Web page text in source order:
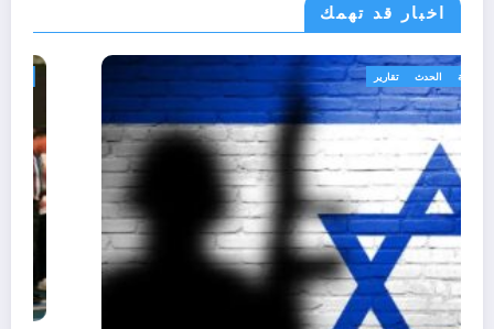
اخبار قد تهمك
أحوال عربية الحدث تقارير